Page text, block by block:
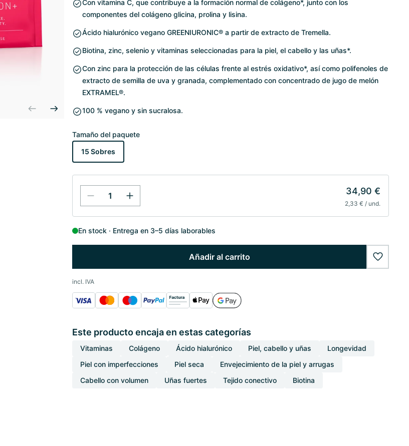
Con vitamina C, que contribuye a la formación normal de colágeno*, junto con los
componentes del colágeno glicina, prolina y lisina.
Ácido hialurónico vegano GREENIURONIC® a partir de extracto de Tremella.
Biotina, zinc, selenio y vitaminas seleccionadas para la piel, el cabello y las uñas*.
Con zinc para la protección de las células frente al estrés oxidativo*, así como polifenoles de
extracto de semilla de uva y granada, complementado con concentrado de jugo de melón
EXTRAMEL®.
100 % vegano y sin sucralosa.
Tamaño del paquete
15 Sobres
34,90 €
2,33 € / und.
En stock Entrega en 3–5 días laborables
Añadir al carrito
incl. IVA
Este producto encaja en estas categorías
Vitaminas Colágeno Ácido hialurónico Piel, cabello y uñas
Longevidad
Piel con imperfecciones
Piel seca
Envejecimiento de la piel y arrugas
Cabello con volumen
Uñas fuertes Tejido conectivo Biotina